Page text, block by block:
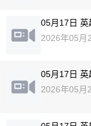
05月17日 英
2026年05月
05月17日 英
2026年05月